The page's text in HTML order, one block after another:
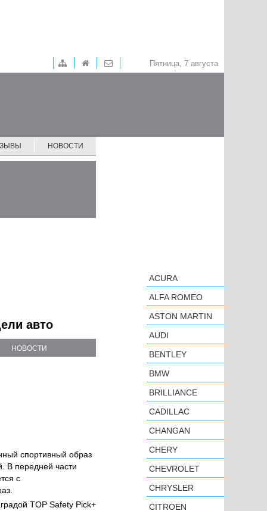
Пятница, 7 августа
НОВОСТИ
авто
НОВОСТИ
спортивный образ
В передней части
с
TOP Safety Pick+
ACURA
ALFA ROMEO
ASTON MARTIN
AUDI
BENTLEY
BMW
BRILLIANCE
CADILLAC
CHANGAN
CHERY
CHEVROLET
CHRYSLER
CITROEN